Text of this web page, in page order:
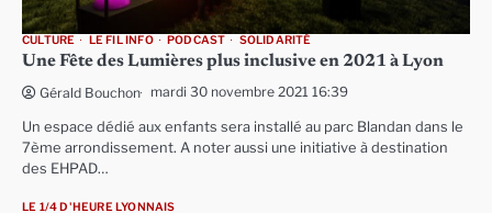
CULTURE LE FIL INFO PODCAST SOLIDARITÉ
Une Fête des Lumières plus inclusive en 2021 à Lyon
Gérald Bouchon mardi 30 novembre 2021 16:39
Un espace dédié aux enfants sera installé au parc Blandan dans le
7ème arrondissement. A noter aussi une initiative à destination
des EHPAD…
LE 1/4 D'HEURE LYONNAIS